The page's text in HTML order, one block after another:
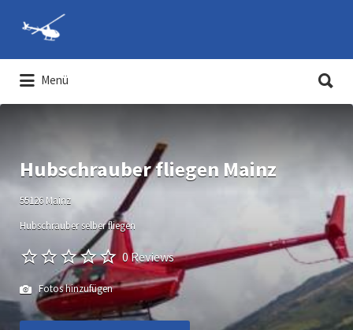
Hubschrauber-Rundflüge und
Hubschrauber selber fliegen
Suchen
nach:
Menü
nach:
Hubschrauber fliegen Mainz
55126 Mainz
Hubschrauber selber fliegen
0 Reviews
Fotos hinzufügen